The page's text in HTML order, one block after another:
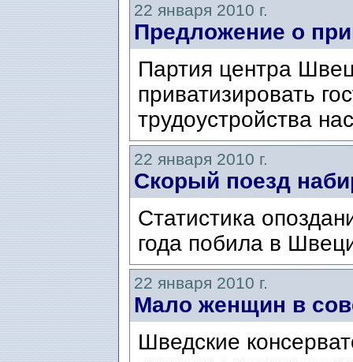
22 января 2010 г.
Предложение о
Партия центра
приватизировать
трудоустройства
22 января 2010 г.
Cкорый поезд
Статистика
года побила в
22 января 2010 г.
Мало женщин в
Шведские